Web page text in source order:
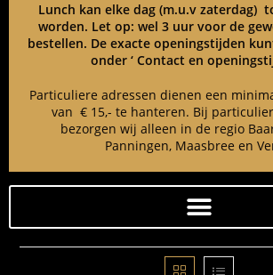
Lunch kan elke dag (m.u.v zaterdag)
worden. Let op: wel 3 uur voor de
bestellen. De exacte openingstijden
onder ‘ Contact en
Particuliere adressen dienen een
van € 15,- te hanteren. Bij
bezorgen wij alleen in de regio
Panningen, Maasbree en